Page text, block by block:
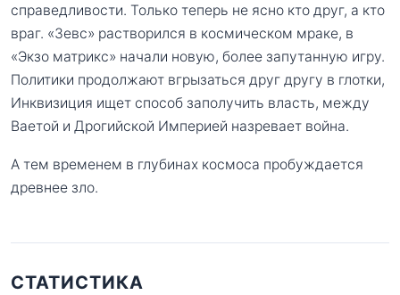
справедливости. Только теперь не ясно кто друг, а кто
враг. «Зевс» растворился в космическом мраке, в
«Экзо матрикс» начали новую, более запутанную игру.
Политики продолжают вгрызаться друг другу в глотки,
Инквизиция ищет способ заполучить власть, между
Ваетой и Дрогийской Империей назревает война.
А тем временем в глубинах космоса пробуждается
древнее зло.
СТАТИСТИКА